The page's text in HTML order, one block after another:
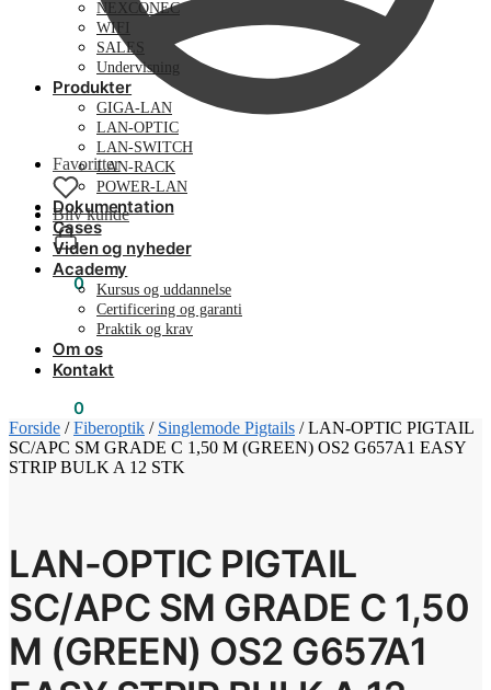
Favoritter
Bliv kunde
kr. 0
NEXCONEC
WIFI
SALES
Undervisning
Produkter
GIGA-LAN
LAN-OPTIC
LAN-SWITCH
LAN-RACK
POWER-LAN
Dokumentation
Cases
Viden og nyheder
Academy
Kursus og uddannelse
Certificering og garanti
Praktik og krav
Om os
Kontakt
0
Forside /Fiberoptik / Singlemode Pigtails /LAN-OPTIC PIGTAIL
SC/APC SM GRADE C 1,50 M (GREEN) OS2 G657A1 EASY
STRIP BULK A 12 STK
LAN-OPTIC PIGTAIL
SC/APC SM GRADE C 1,50
M (GREEN) OS2 G657A1